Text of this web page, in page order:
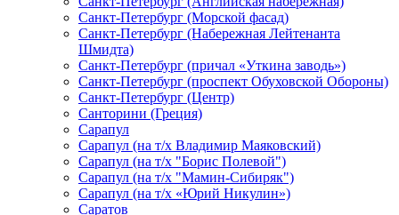
Санкт-Петербург (Морской фасад)
Санкт-Петербург (Набережная Лейтенанта
Шмидта)
Санкт-Петербург (причал «Уткина заводь»)
Санкт-Петербург (проспект Обуховской Обороны)
Санкт-Петербург (Центр)
Санторини (Греция)
Сарапул
Сарапул (на т/х Владимир Маяковский)
Сарапул (на т/х "Борис Полевой")
Сарапул (на т/х "Мамин-Сибиряк")
Сарапул (на т/х «Юрий Никулин»)
Саратов